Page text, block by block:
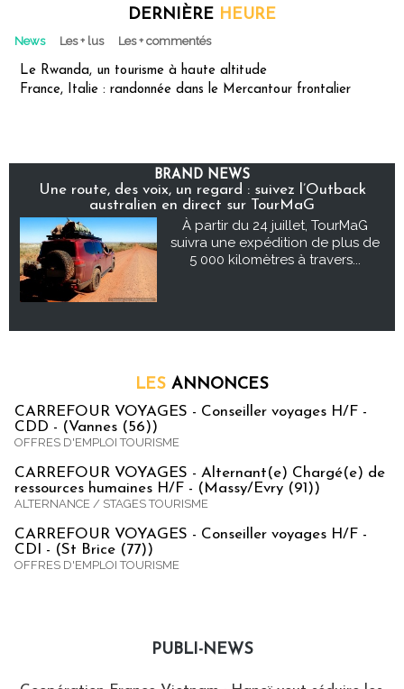
DERNIÈRE HEURE
News Les + lus Les + commentés
Le Rwanda, un tourisme à haute altitude
France, Italie : randonnée dans le Mercantour frontalier
BRAND NEWS
Une route, des voix, un regard : suivez l’Outback
australien en direct sur TourMaG
À partir du 24 juillet, TourMaG
suivra une expédition de plus de
5 000 kilomètres à travers...
LES ANNONCES
CARREFOUR VOYAGES - Conseiller voyages H/F -
CDD - (Vannes (56))
OFFRES D'EMPLOI TOURISME
CARREFOUR VOYAGES - Alternant(e) Chargé(e) de
ressources humaines H/F - (Massy/Evry (91))
ALTERNANCE / STAGES TOURISME
CARREFOUR VOYAGES - Conseiller voyages H/F -
CDI - (St Brice (77))
OFFRES D'EMPLOI TOURISME
PUBLI-NEWS